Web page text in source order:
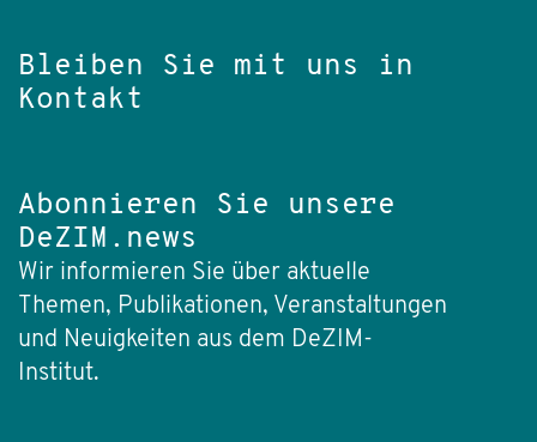
Bleiben Sie mit uns in
Kontakt
Abonnieren Sie unsere
DeZIM.news
Wir informieren Sie über aktuelle
Themen, Publikationen, Veranstaltungen
und Neuigkeiten aus dem DeZIM-
Institut.